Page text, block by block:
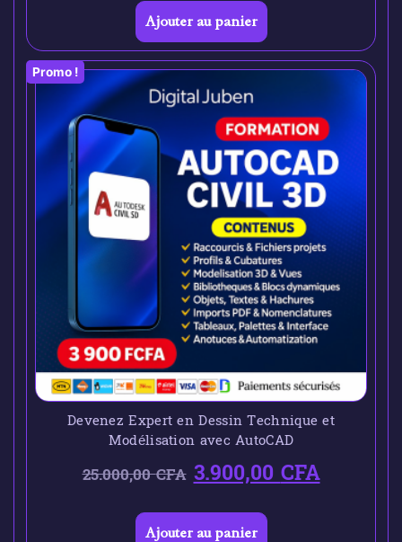
Ajouter au panier
Promo !
Devenez Expert en Dessin Technique et
Modélisation avec AutoCAD
25.000,00CFA 3.900,00CFA
Ajouter au panier